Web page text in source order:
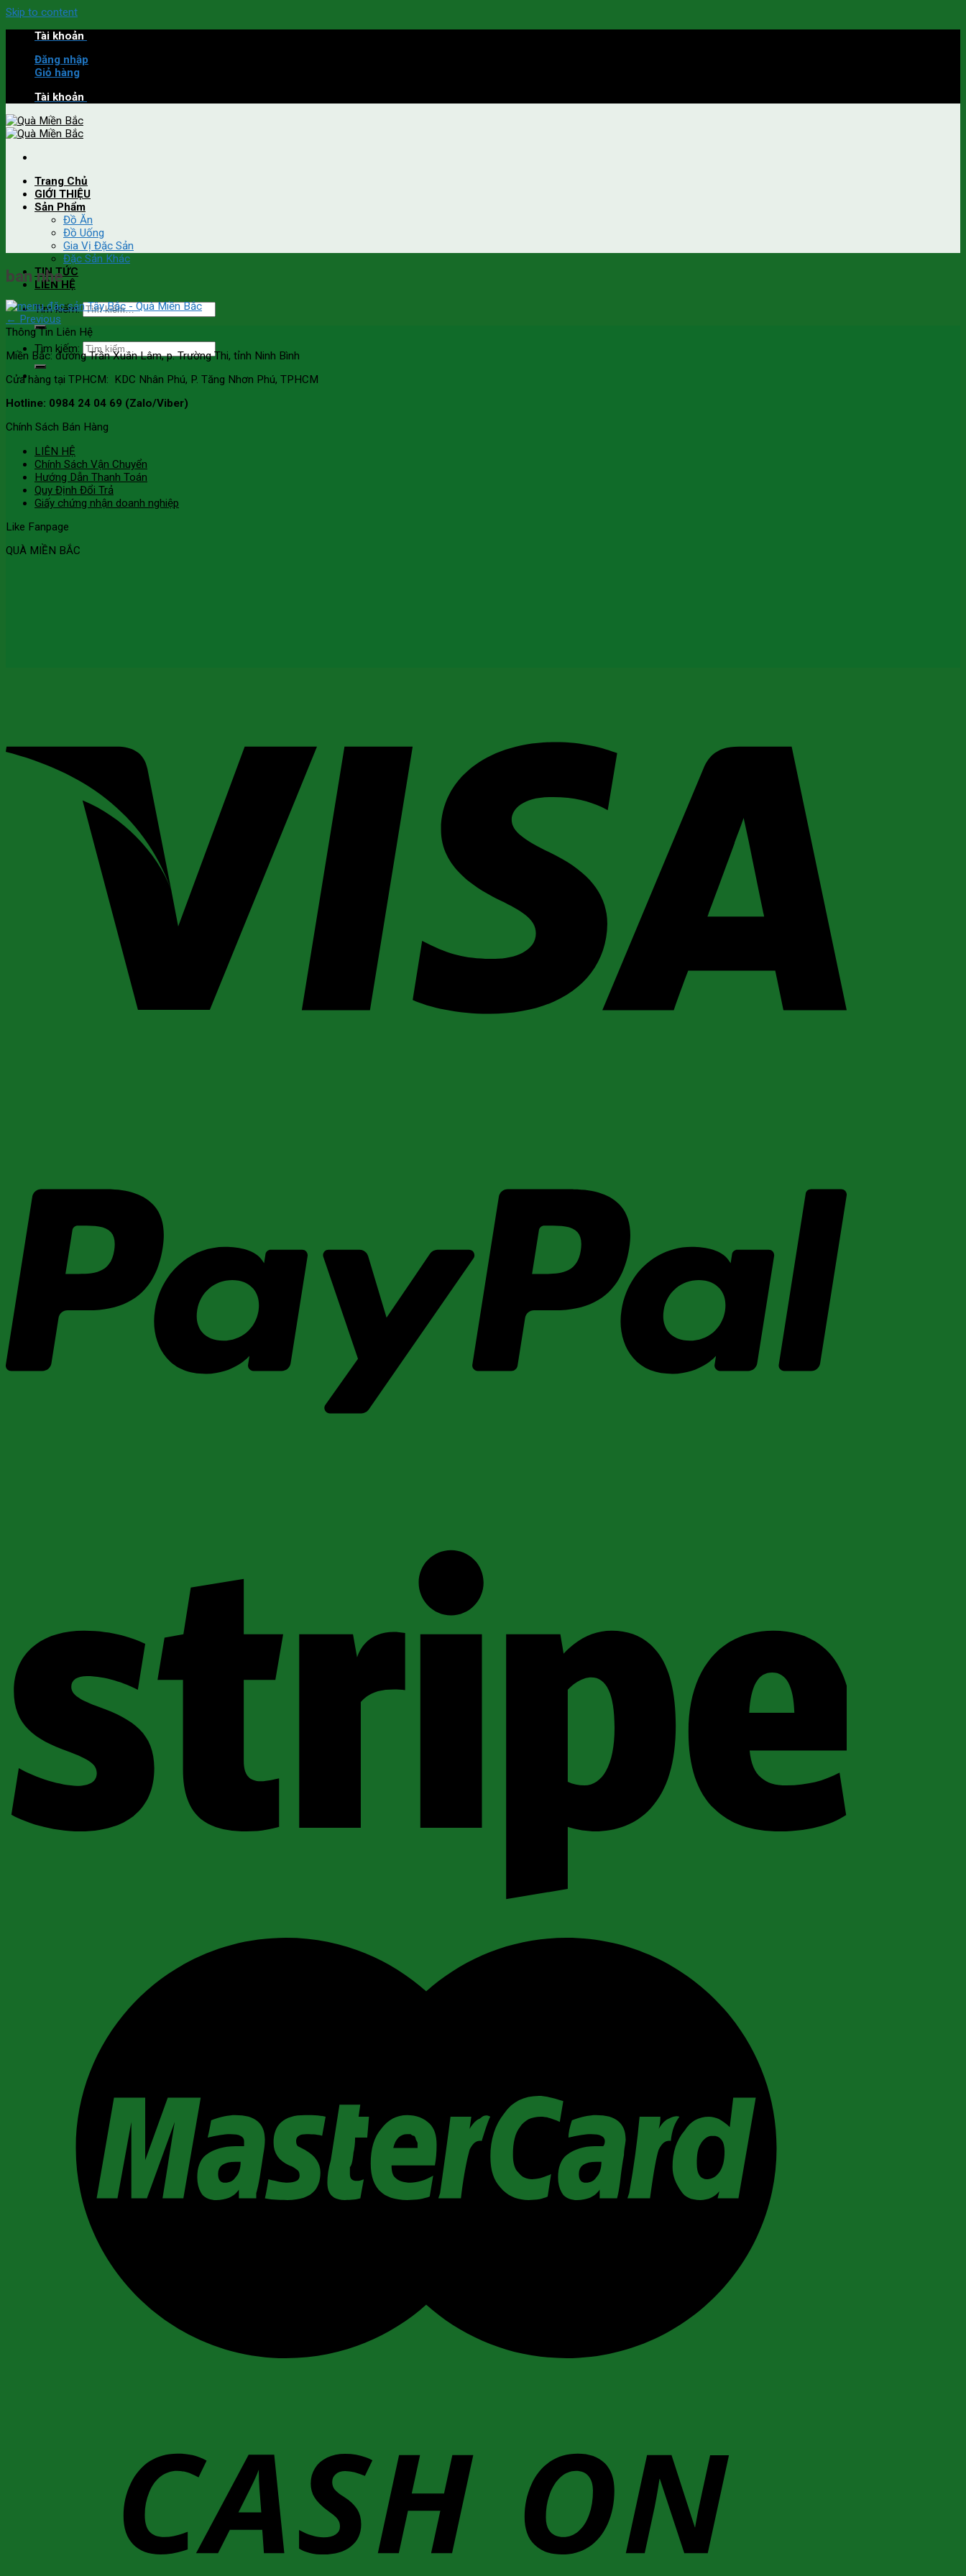
Skip to content
Tài khoản
Đăng nhập
Giỏ hàng
Tài khoản
Trang Chủ
GIỚI THIỆU
Sản Phẩm
Đồ Ăn
Đồ Uống
Gia Vị Đặc Sản
Đặc Sản Khác
TIN TỨC
LIÊN HỆ
Tìm kiếm:
Tìm kiếm:
ban nhe
← Previous
Thông Tin Liên Hệ
Miền Bắc: đường Trần Xuân Lâm, p. Trường Thi, tỉnh Ninh Bình
Cửa hàng tại TPHCM: KDC Nhân Phú, P. Tăng Nhơn Phú, TPHCM
Hotline: 0984 24 04 69 (Zalo/Viber)
Chính Sách Bán Hàng
LIÊN HỆ
Chính Sách Vận Chuyển
Hướng Dẫn Thanh Toán
Quy Định Đổi Trả
Giấy chứng nhận doanh nghiệp
Like Fanpage
QUÀ MIỀN BẮC